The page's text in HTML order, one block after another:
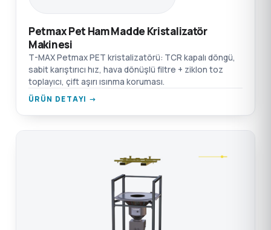
Petmax Pet Ham Madde Kristalizatör
Makinesi
T-MAX Petmax PET kristalizatörü: TCR kapalı döngü,
sabit karıştırıcı hız, hava dönüşlü filtre + ziklon toz
toplayıcı, çift aşırı ısınma koruması.
ÜRÜN DETAYI →